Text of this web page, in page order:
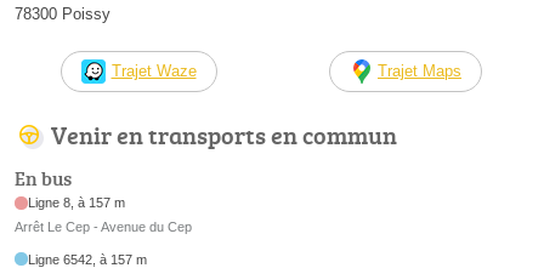
78300 Poissy
Trajet Waze Trajet Maps
Venir en transports en commun
En bus
Ligne 8, à 157 m
Arrêt Le Cep - Avenue du Cep
Ligne 6542, à 157 m